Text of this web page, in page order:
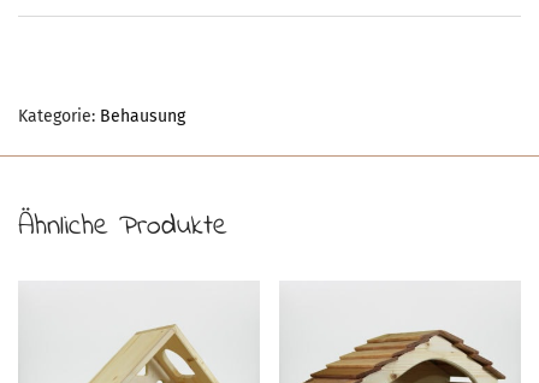
Kategorie: Behausung
Ähnliche Produkte